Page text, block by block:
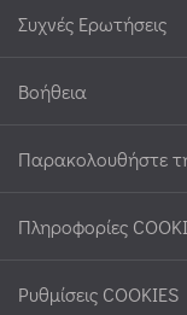
Συχνές Ερωτήσεις
Βοήθεια
Παρακολουθήστε
Πληροφορίες
Ρυθμίσεις COOKIES